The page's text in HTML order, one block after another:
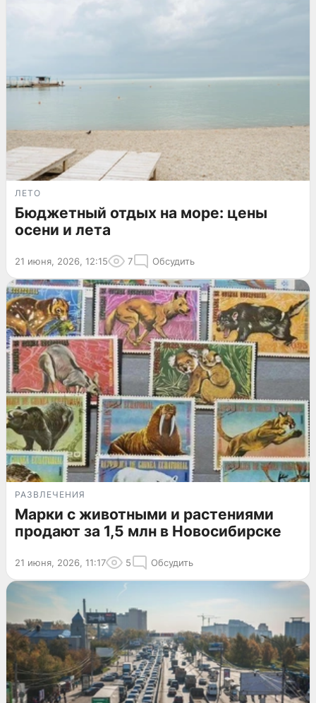
ЛЕТО
Бюджетный отдых на море: цены
осени и лета
21 июня, 2026, 12:15 7 Обсудить
РАЗВЛЕЧЕНИЯ
Марки с животными и растениями
продают за 1,5 млн в Новосибирске
21 июня, 2026, 11:17 5 Обсудить